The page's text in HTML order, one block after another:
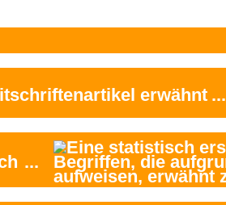
erwähnt ...
...